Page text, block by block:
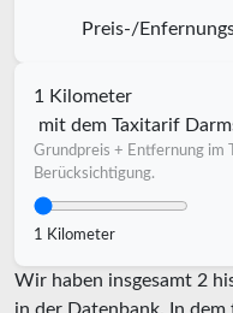
Preis-/
1 Kilometer
mit dem Taxitarif
Grundpreis + Entfernung im
Berücksichtigung.
1 Kilometer
Wir haben insgesamt 2